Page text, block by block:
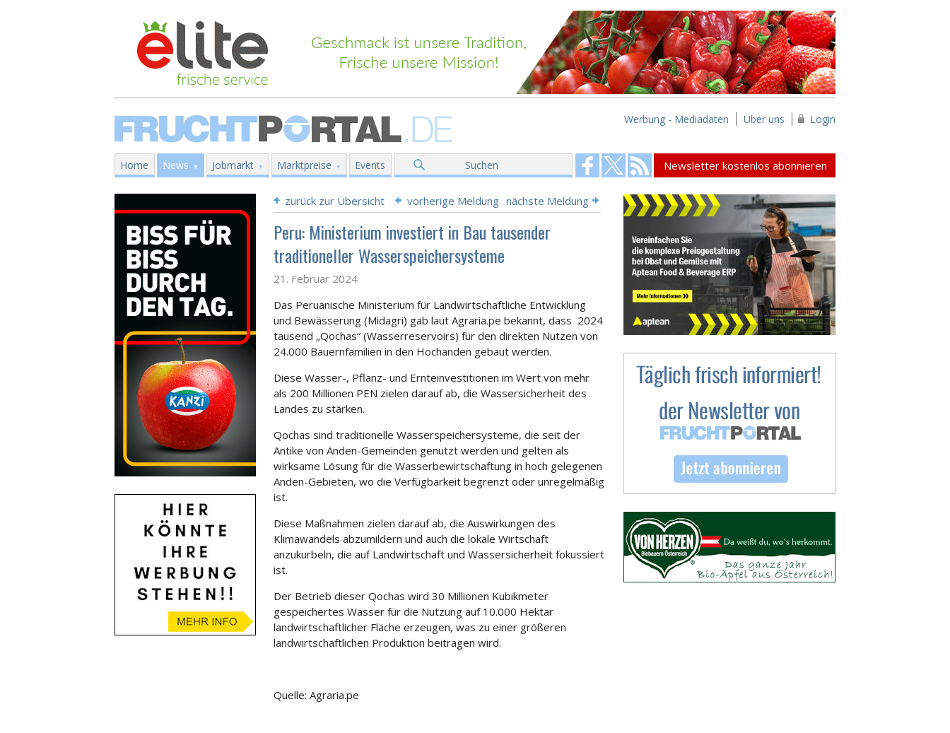
Werbung - Mediadaten Über uns Login
Home News Jobmarkt Marktpreise Events Suchen Newsletter kostenlos abonnieren
zurück zur Übersicht vorherige Meldung nächste Meldung
Peru: Ministerium investiert in Bau tausender
traditioneller Wasserspeichersysteme
21. Februar 2024
Das Peruanische Ministerium für Landwirtschaftliche Entwicklung
und Bewässerung (Midagri) gab laut Agraria.pe bekannt, dass 2024
tausend „Qochas“ (Wasserreservoirs) für den direkten Nutzen von
24.000 Bauernfamilien in den Hochanden gebaut werden.
Diese Wasser-, Pflanz- und Ernteinvestitionen im Wert von mehr
als 200 Millionen PEN zielen darauf ab, die Wassersicherheit des
Landes zu stärken.
Qochas sind traditionelle Wasserspeichersysteme, die seit der
Antike von Anden-Gemeinden genutzt werden und gelten als
wirksame Lösung für die Wasserbewirtschaftung in hoch gelegenen
Anden-Gebieten, wo die Verfügbarkeit begrenzt oder unregelmäßig
ist.
Diese Maßnahmen zielen darauf ab, die Auswirkungen des
Klimawandels abzumildern und auch die lokale Wirtschaft
anzukurbeln, die auf Landwirtschaft und Wassersicherheit fokussiert
ist.
Der Betrieb dieser Qochas wird 30 Millionen Kubikmeter
gespeichertes Wasser für die Nutzung auf 10.000 Hektar
landwirtschaftlicher Fläche erzeugen, was zu einer größeren
landwirtschaftlichen Produktion beitragen wird.
Quelle: Agraria.pe